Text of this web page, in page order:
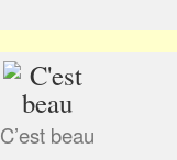
C’est beau